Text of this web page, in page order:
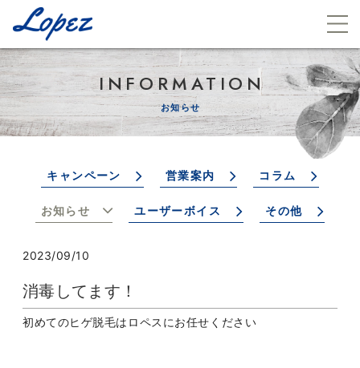
INFORMATION
お知らせ
キャンペーン 営業案内 コラム
お知らせ ユーザーボイス その他
2023/09/10
消毒してます！
初めてのヒゲ脱毛はロペスにお任せください